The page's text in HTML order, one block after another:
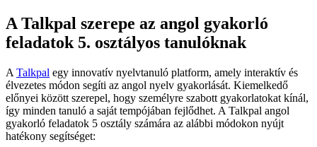
A Talkpal szerepe az angol gyakorló
feladatok 5. osztályos tanulóknak
A Talkpal egy innovatív nyelvtanuló platform, amely interaktív és
élvezetes módon segíti az angol nyelv gyakorlását. Kiemelkedő
előnyei között szerepel, hogy személyre szabott gyakorlatokat kínál,
így minden tanuló a saját tempójában fejlődhet. A Talkpal angol
gyakorló feladatok 5 osztály számára az alábbi módokon nyújt
hatékony segítséget: